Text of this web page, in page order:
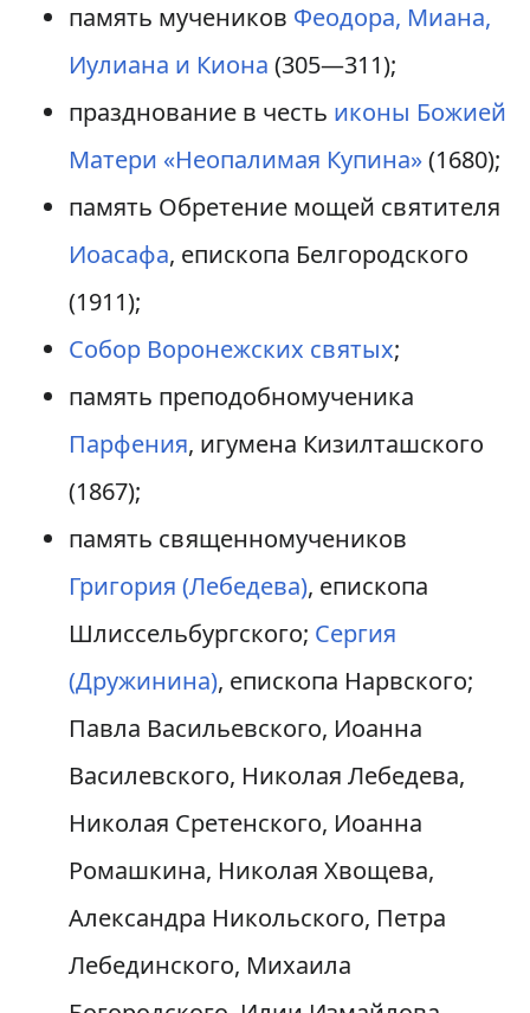
память мучеников Феодора, Миана,
Иулиана и Киона (305—311);
празднование в честь иконы Божией
Матери «Неопалимая Купина»(1680);
память Обретение мощей святителя
Иоасафа, епископа Белгородского
(1911);
Собор Воронежских святых;
память преподобномученика
Парфения, игумена Кизилташского
(1867);
память священномучеников
Григория (Лебедева), епископа
Шлиссельбургского; Сергия
(Дружинина), епископа Нарвского;
Павла Васильевского, Иоанна
Василевского, Николая Лебедева,
Николая Сретенского, Иоанна
Ромашкина, Николая Хвощева,
Александра Никольского, Петра
Лебединского, Михаила